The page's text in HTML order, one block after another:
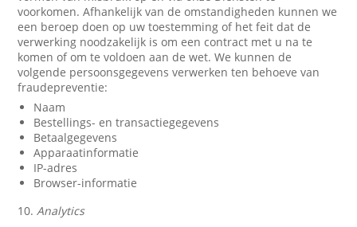
voorkomen. Afhankelijk van de omstandigheden kunnen we
een beroep doen op uw toestemming of het feit dat de
verwerking noodzakelijk is om een contract met u na te
komen of om te voldoen aan de wet. We kunnen de
volgende persoonsgegevens verwerken ten behoeve van
fraudepreventie:
Naam
Bestellings- en transactiegegevens
Betaalgegevens
Apparaatinformatie
IP-adres
Browser-informatie
10.Analytics